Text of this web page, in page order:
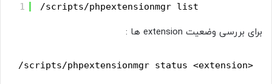
1 /scripts/phpextensionmgr list
برای بررسی وضعیت extension ها :
/scripts/phpextensionmgr status <extension>